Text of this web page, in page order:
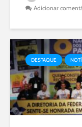
Adicionar
DESTAQUE